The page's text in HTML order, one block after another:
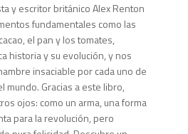
y escritor británico Alex Renton
fundamentales como las
el pan y los tomates,
historia y su evolución, y nos
insaciable por cada uno de
mundo. Gracias a este libro,
ojos: como un arma, una forma
para la revolución, pero